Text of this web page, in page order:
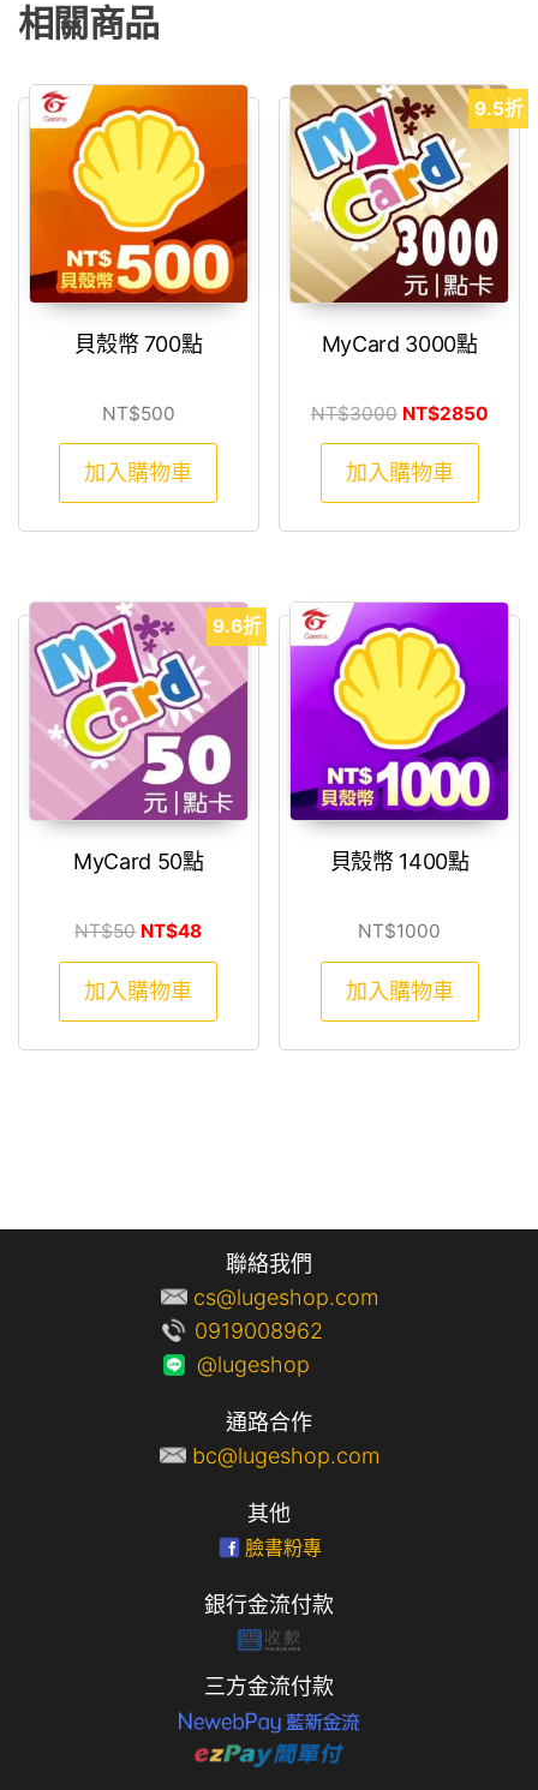
相關商品
貝殼幣 700點
NT$500
加入購物車
9.5折
MyCard 3000點
NT$3000 原始價格：
NT$2850目前
加入購物車
9.6折
MyCard 50點
NT$50 原始價格：NT$50。
NT$48目前價格：NT$48。
加入購物車
貝殼幣 1400點
NT$1000
加入購物車
聯絡我們
cs@lugeshop.com
0919008962
@lugeshop
通路合作
bc@lugeshop.com
其他
臉書粉專
銀行金流付款
三方金流付款